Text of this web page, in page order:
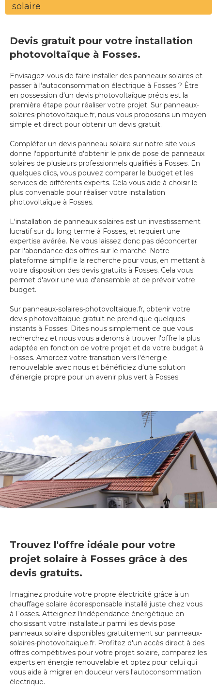
solaire
Devis gratuit pour votre installation
photovoltaïque à Fosses.
Envisagez-vous de faire installer des panneaux solaires et
passer à l'autoconsommation électrique à Fosses ? Être
en possession d'un devis photovoltaïque précis est la
première étape pour réaliser votre projet. Sur panneaux-
solaires-photovoltaique.fr, nous vous proposons un moyen
simple et direct pour obtenir un devis gratuit.
Compléter un devis panneau solaire sur notre site vous
donne l'opportunité d'obtenir le prix de pose de panneaux
solaires de plusieurs professionnels qualifiés à Fosses. En
quelques clics, vous pouvez comparer le budget et les
services de différents experts. Cela vous aide à choisir le
plus convenable pour réaliser votre installation
photovoltaïque à Fosses.
L'installation de panneaux solaires est un investissement
lucratif sur du long terme à Fosses, et requiert une
expertise avérée. Ne vous laissez donc pas déconcerter
par l'abondance des offres sur le marché. Notre
plateforme simplifie la recherche pour vous, en mettant à
votre disposition des devis gratuits à Fosses. Cela vous
permet d'avoir une vue d'ensemble et de prévoir votre
budget.
Sur panneaux-solaires-photovoltaique.fr, obtenir votre
devis photovoltaïque gratuit ne prend que quelques
instants à Fosses. Dites nous simplement ce que vous
recherchez et nous vous aiderons à trouver l'offre la plus
adaptée en fonction de votre projet et de votre budget à
Fosses. Amorcez votre transition vers l'énergie
renouvelable avec nous et bénéficiez d'une solution
d'énergie propre pour un avenir plus vert à Fosses.
Trouvez l'offre idéale pour votre
projet solaire à Fosses grâce à des
devis gratuits.
Imaginez produire votre propre électricité grâce à un
chauffage solaire écoresponsable installé juste chez vous
à Fosses. Atteignez l'indépendance énergétique en
choisissant votre installateur parmi les devis pose
panneaux solaire disponibles gratuitement sur panneaux-
solaires-photovoltaique.fr. Profitez d'un accès direct à des
offres compétitives pour votre projet solaire, comparez les
experts en énergie renouvelable et optez pour celui qui
vous aide à migrer en douceur vers l'autoconsommation
électrique.